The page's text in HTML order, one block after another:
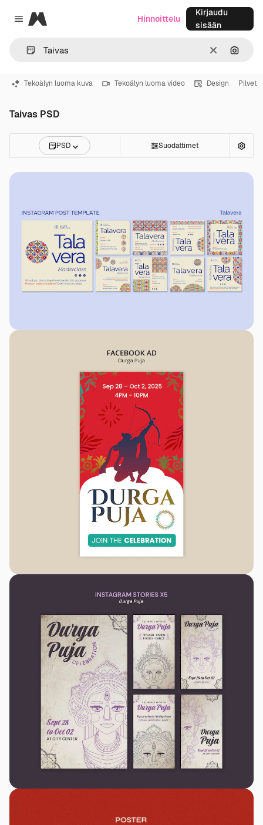
Close menu
Magnific
SelkeäHae
Hinnoittelu
Kirjaudu
sisään
Tekoälyn luoma kuva Tekoälyn luoma video Design Pilvet
Taivas PSD
PSD Suodattimet